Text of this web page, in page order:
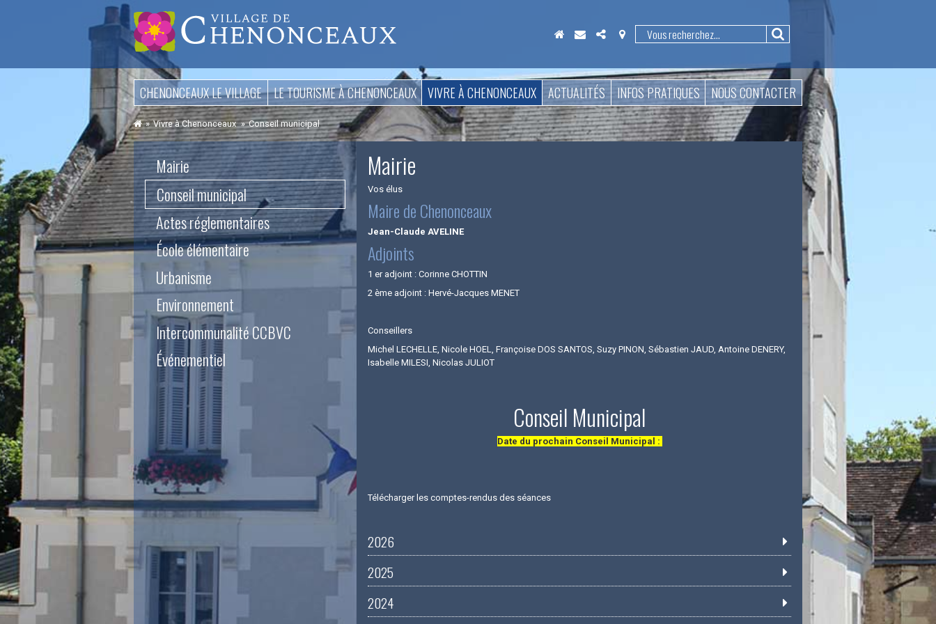
contenu
Aller
au
contenu
CHENONCEAUX LE VILLAGE LE TOURISME À CHENONCEAUX VIVRE À CHENONCEAUX ACTUALITÉS INFOS PRATIQUES NOUS CONTACTER
Vivre à Chenonceaux Conseil municipal
Aller
au
contenu
Mairie
Conseil municipal
Actes réglementaires
École élémentaire
Urbanisme
Environnement
Intercommunalité CCBVC
Événementiel
Mairie
Vos élus
Maire de Chenonceaux
Jean-Claude AVELINE
Adjoints
1 er adjoint : Corinne CHOTTIN
2 ème adjoint : Hervé-Jacques MENET
Conseillers
Michel LECHELLE, Nicole HOEL, Françoise DOS SANTOS, Suzy PINON, Sébastien JAUD, Antoine DENERY,
Isabelle MILESI, Nicolas JULIOT
Conseil Municipal
Date du prochain Conseil Municipal :
Télécharger les comptes-rendus des séances
2026
2025
2024